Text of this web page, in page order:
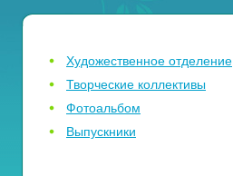
Художественное отделение
Творческие коллективы
Фотоальбом
Выпускники